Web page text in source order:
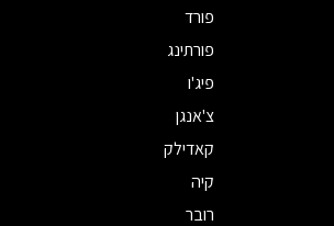
פורד
פורתינג
פיג'ו
צ'אנגן
קאדילק
קיה
רובר